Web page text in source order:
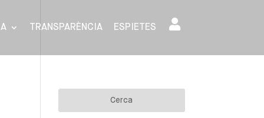
TRANSPARÈNCIA ESPIETES